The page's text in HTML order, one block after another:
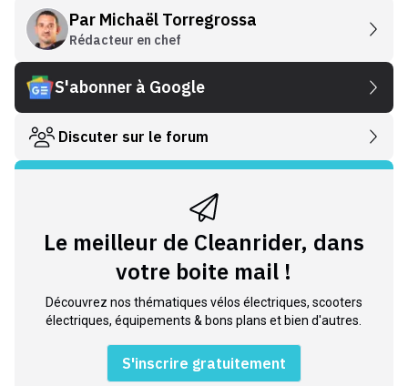
Par Michaël Torregrossa
Rédacteur en chef
S'abonner à Google
Discuter sur le forum
Le meilleur de Cleanrider, dans
votre boite mail !
Découvrez nos thématiques vélos électriques, scooters
électriques, équipements & bons plans et bien d'autres.
S'inscrire gratuitement